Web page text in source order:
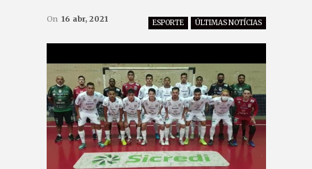
ESPORTE ÚLTIMAS NOTÍCIAS
On 16 abr, 2021